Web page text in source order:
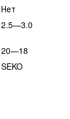
Нет
2.5—3.0
20—18
SEKO